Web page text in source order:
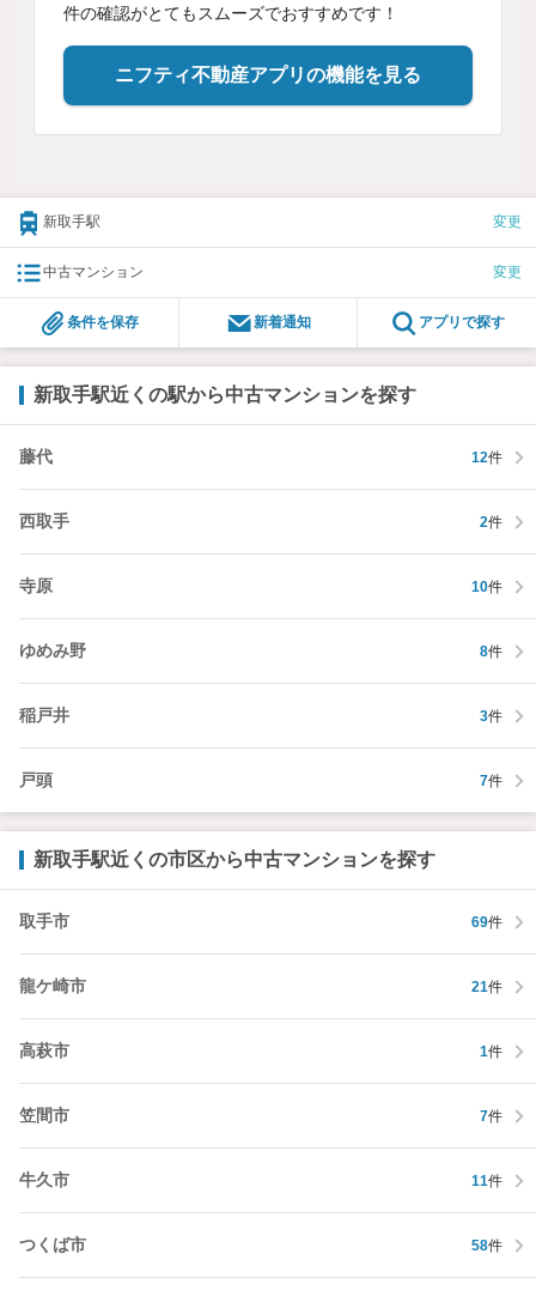
件の確認がとてもスムーズでおすすめです！
ニフティ不動産アプリの機能を見る
新取手駅 変更
中古マンション 変更
条件を保存 新着通知 アプリで探す
新取手駅近くの駅から中古マンションを探す
藤代 12件
西取手 2件
寺原 10件
ゆめみ野 8件
稲戸井 3件
戸頭 7件
新取手駅近くの市区から中古マンションを探す
取手市 69件
龍ケ崎市 21件
高萩市 1件
笠間市 7件
牛久市 11件
つくば市 58件